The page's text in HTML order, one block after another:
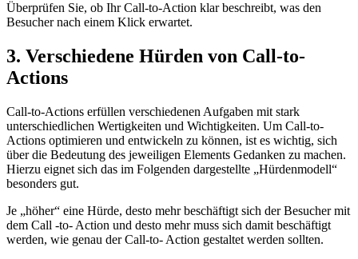
Überprüfen Sie, ob Ihr Call-to-Action klar beschreibt, was den
Besucher nach einem Klick erwartet.
3. Verschiedene Hürden von Call-to-
Actions
Call-to-Actions erfüllen verschiedenen Aufgaben mit stark
unterschiedlichen Wertigkeiten und Wichtigkeiten. Um Call-to-
Actions optimieren und entwickeln zu können, ist es wichtig, sich
über die Bedeutung des jeweiligen Elements Gedanken zu machen.
Hierzu eignet sich das im Folgenden dargestellte „Hürdenmodell“
besonders gut.
Je „höher“ eine Hürde, desto mehr beschäftigt sich der Besucher mit
dem Call -to- Action und desto mehr muss sich damit beschäftigt
werden, wie genau der Call-to- Action gestaltet werden sollten.